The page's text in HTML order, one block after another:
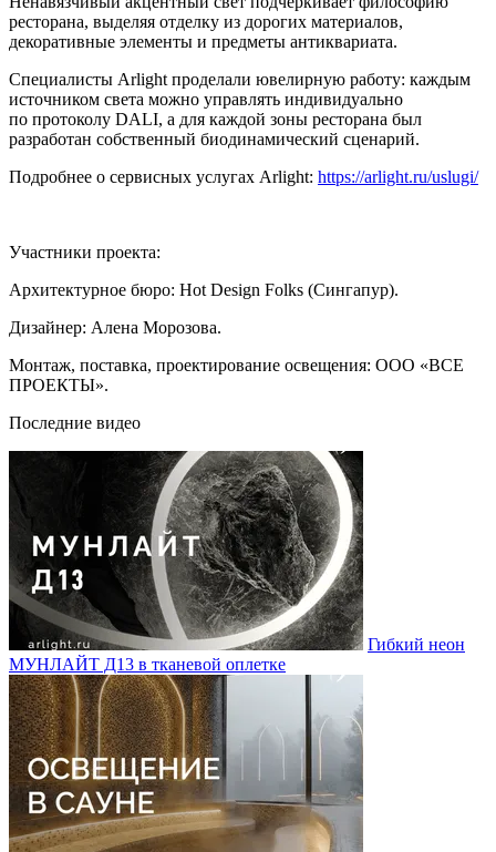
ресторана, выделяя отделку из дорогих материалов,
декоративные элементы и предметы антиквариата.
Специалисты Arlight проделали ювелирную работу: каждым
источником света можно управлять индивидуально
по протоколу DALI, а для каждой зоны ресторана был
разработан собственный биодинамический сценарий.
Подробнее о сервисных услугах Arlight: https://arlight.ru/uslugi/
Участники проекта:
Архитектурное бюро: Hot Design Folks (Сингапур).
Дизайнер: Алена Морозова.
Монтаж, поставка, проектирование освещения: ООО «ВСЕ
ПРОЕКТЫ».
Последние видео
Гибкий неон
МУНЛАЙТ Д13 в тканевой оплетке